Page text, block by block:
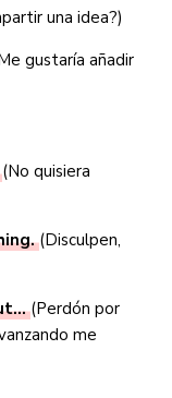
una idea?)
gustaría añadir
(No quisiera
(Disculpen,
(Perdón por
me